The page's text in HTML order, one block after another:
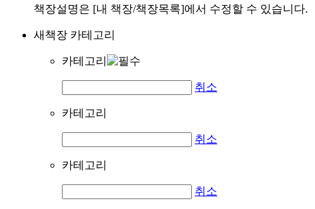
책장설명은 [내 책장/책장목록]에서 수정할 수 있습니다.
새책장 카테고리
카테고리
취소
카테고리
취소
카테고리
취소